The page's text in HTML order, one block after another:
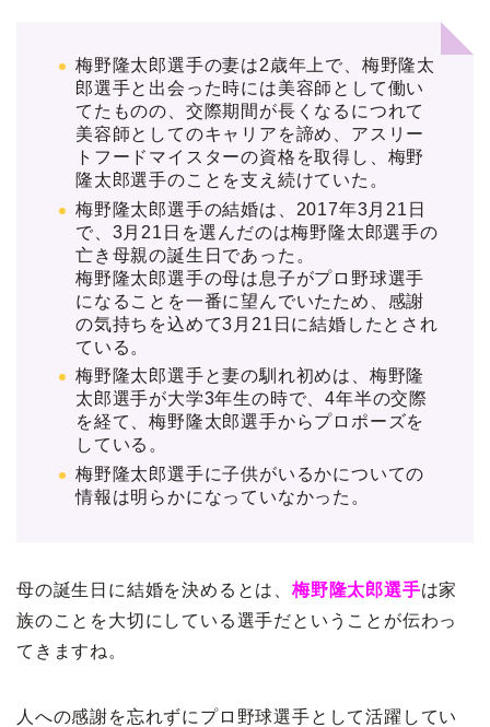
梅野隆太郎選手の妻は2歳年上で、梅野隆太
郎選手と出会った時には美容師として働い
てたものの、交際期間が長くなるにつれて
美容師としてのキャリアを諦め、アスリー
トフードマイスターの資格を取得し、梅野
隆太郎選手のことを支え続けていた。
梅野隆太郎選手の結婚は、2017年3月21日
で、3月21日を選んだのは梅野隆太郎選手の
亡き母親の誕生日であった。
梅野隆太郎選手の母は息子がプロ野球選手
になることを一番に望んでいたため、感謝
の気持ちを込めて3月21日に結婚したとされ
ている。
梅野隆太郎選手と妻の馴れ初めは、梅野隆
太郎選手が大学3年生の時で、4年半の交際
を経て、梅野隆太郎選手からプロポーズを
している。
梅野隆太郎選手に子供がいるかについての
情報は明らかになっていなかった。
母の誕生日に結婚を決めるとは、 梅野隆太郎選手は家
族のことを大切にしている選手だということが伝わっ
てきますね。
人への感謝を忘れずにプロ野球選手として活躍してい